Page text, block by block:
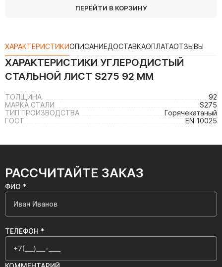
ПЕРЕЙТИ В КОРЗИНУ
ХАРАКТЕРИСТИКИОПИСАНИЕДОСТАВКАОПЛАТАОТЗЫВЫ
ХАРАКТЕРИСТИКИ УГЛЕРОДИСТЫЙ
СТАЛЬНОЙ ЛИСТ S275 92 ММ
ТОЛЩИНА
92
МАРКА СТАЛИ
S275
ТИП ПРОИЗВОДСТВА
Горячекатаный
ГОСТ
EN 10025
РАССЧИТАЙТЕ ЗАКАЗ
ФИО *
ТЕЛЕФОН *